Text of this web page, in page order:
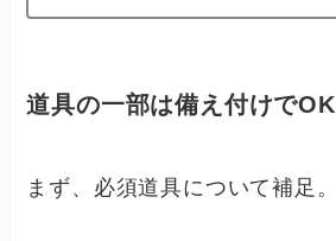
道具の一部は備え付けでOK
まず、必須道具について補足。